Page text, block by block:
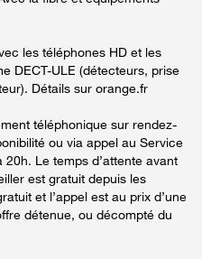
les téléphones HD et les
DECT-ULE (détecteurs, prise
Détails sur orange.fr
téléphonique sur rendez-
ou via appel au Service
Le temps d’attente avant
est gratuit depuis les
et l’appel est au prix d’une
détenue, ou décompté du